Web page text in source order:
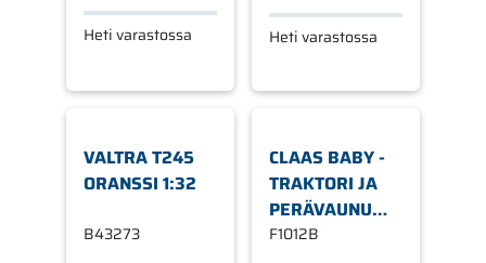
Heti varastossa Heti varastossa
VALTRA T245
ORANSSI 1:32
B43273
CLAAS BABY -
TRAKTORI JA
PERÄVAUNU
F1012B
F1012B